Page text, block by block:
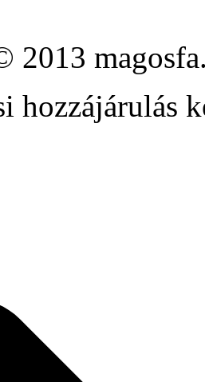
2013
hozzájárulás